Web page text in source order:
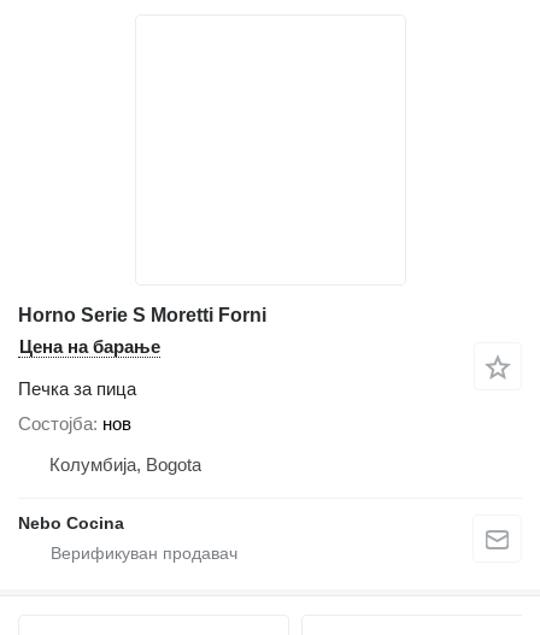
Horno Serie S Moretti Forni
Цена на барање
Печка за пица
Состојба нов
Колумбија, Bogota
Nebo Cocina